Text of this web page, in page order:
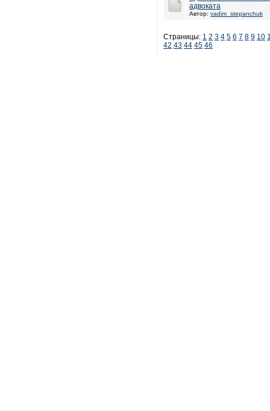
адвоката
Автор: vadim_stepanchuk
Страницы: 1 2 3 4 5 6 7 8 9 10
42 43 44 45 46